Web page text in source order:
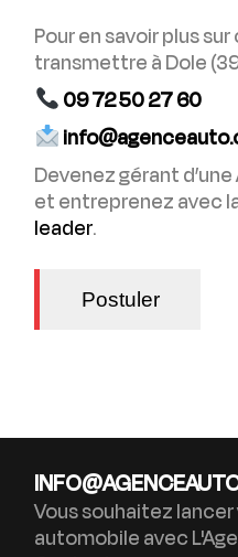
Pour en savoir plus
transmettre à Dole
09 72 50 27 60
Devenez gérant
et entreprenez avec
leader.
Vous souhaitez
automobile avec